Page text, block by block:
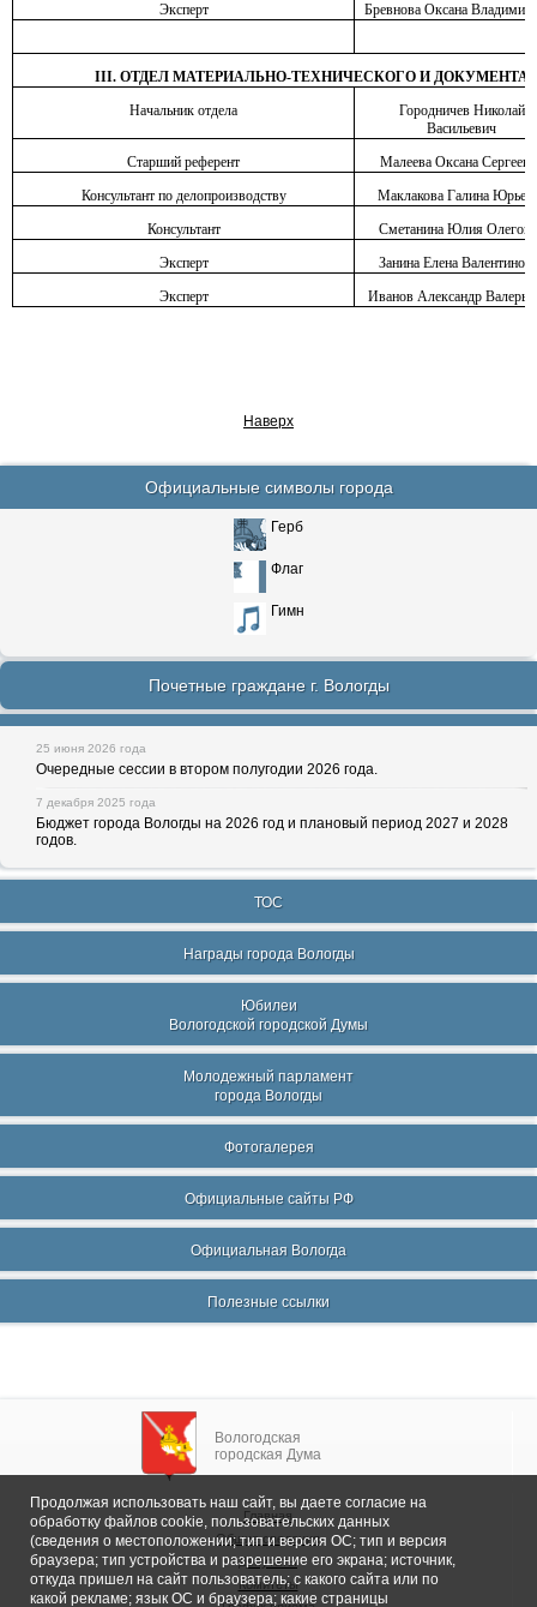
Эксперт
Бревнова Оксана
III. ОТДЕЛ МАТЕРИАЛЬНО-ТЕХНИЧЕСКОГО И
Начальник отдела
Городничев Николай
Васильевич
Старший референт
Малеева Оксана
Консультант по делопроизводству
Маклакова Галина
Консультант
Сметанина Юлия
Эксперт
Занина Елена
Эксперт
Иванов Александр
Наверх
Официальные символы города
Герб
Флаг
Гимн
Почетные граждане г. Вологды
25 июня 2026 года
Очередные сессии в втором полугодии 2026 года.
7 декабря 2025 года
Бюджет города Вологды на 2026 год и плановый период 2027 и 2028
годов.
ТОС
Награды города Вологды
Юбилеи
Вологодской городской Думы
Молодежный парламент
города Вологды
Фотогалерея
Официальные сайты РФ
Официальная Вологда
Полезные ссылки
Вологодская
городская Дума
Главная
Общие сведения
Депутаты
Комитеты
Продолжая использовать наш сайт, вы даете согласие на
обработку файлов cookie, пользовательских данных
(сведения о местоположении; тип и версия ОС; тип и версия
браузера; тип устройства и разрешение его экрана; источник,
откуда пришел на сайт пользователь; с какого сайта или по
какой рекламе; язык ОС и браузера; какие страницы